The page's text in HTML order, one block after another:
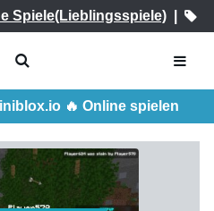
Spiele(Lieblingsspiele)|
🔥 Online spielen